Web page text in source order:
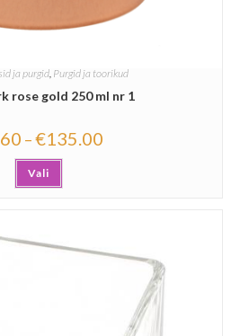
ja purgid, Purgid ja toorikud
rose gold 250 ml nr 1
–€135.00
Vali